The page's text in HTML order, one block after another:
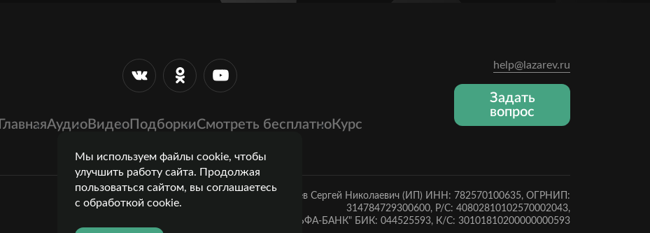
ГлавнаяАудиоВидеоПодборкиСмотреть бесплатноКурс
help@lazarev.ru
Задать
вопрос
Лазарев Сергей Николаевич (ИП) ИНН: 782570100635, ОГРНИП:
314784729300600, Р/С: 40802810102570002043,
Банк: ОАО "АЛЬФА-БАНК" БИК: 044525593, К/С: 30101810200000000593
Мы используем файлы cookie, чтобы
улучшить работу сайта. Продолжая
пользоваться сайтом, вы соглашаетесь
с обработкой cookie.